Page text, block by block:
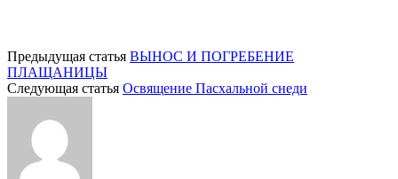
Предыдущая статья ВЫНОС И ПОГРЕБЕНИЕ
ПЛАЩАНИЦЫ
Следующая статья Освящение Пасхальной снеди